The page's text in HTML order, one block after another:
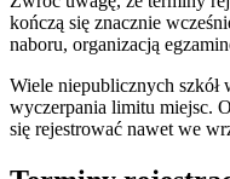
kończą się znacznie
naboru, organizacją
Wiele niepublicznych
wyczerpania limitu miejsc.
się rejestrować nawet we